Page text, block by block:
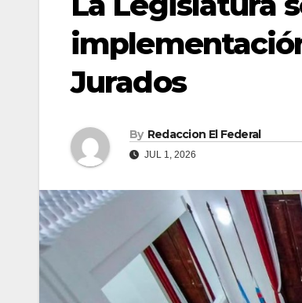
Jurados
By Redaccion El Federal
JUL 1, 2026